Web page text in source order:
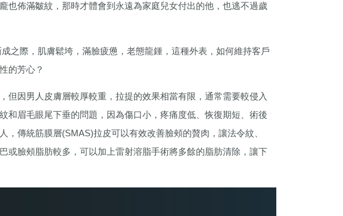
也佈滿皺紋，那時才體會到永遠為家庭兒女付出的他，也逃不過歲
之際，肌膚鬆垮，滿臉疲憊，老態龍鍾，這種外表，如何維持客戶
的芳心？
因男人皮膚層較厚較重，拉提的效果相當有限，通常需要較侵入
和眉毛眼尾下垂的問題，因為傷口小，疼痛度低、恢復期短、術後
傳統筋膜層(SMAS)拉皮可以有效改善臉頰的贅肉，讓法令紋、
或臉頰脂肪較多，可以加上雷射溶脂手術將多餘的脂肪清除，讓下